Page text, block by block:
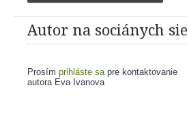
Autor na sociánych
Prosím prihláste sapre kontaktovanie
autora Eva Ivanova